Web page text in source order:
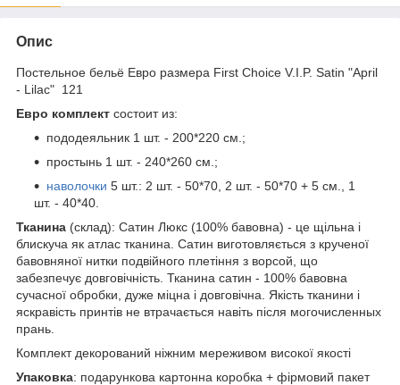
Опис
Постельное бельё Евро размера First Choice V.I.P. Satin "April
- Lilac" 121
Евро комплект состоит из:
пододеяльник 1 шт. - 200*220 см.;
простынь 1 шт. - 240*260 см.;
наволочки 5 шт.: 2 шт. - 50*70, 2 шт. - 50*70 + 5 см., 1
шт. - 40*40.
Тканина (склад): Сатин Люкс (100% бавовна) - це щільна і
блискуча як атлас тканина. Сатин виготовляється з крученої
бавовняної нитки подвійного плетіння з ворсой, що
забезпечує довговічність. Тканина сатин - 100% бавовна
сучасної обробки, дуже міцна і довговічна. Якість тканини і
яскравість принтів не втрачається навіть після могочисленных
прань.
Комплект декорований ніжним мереживом високої якості
Упаковка: подарункова картонна коробка + фірмовий пакет